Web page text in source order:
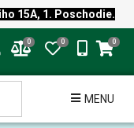
15A, 1. Poschodie.
0 0 0
MENU